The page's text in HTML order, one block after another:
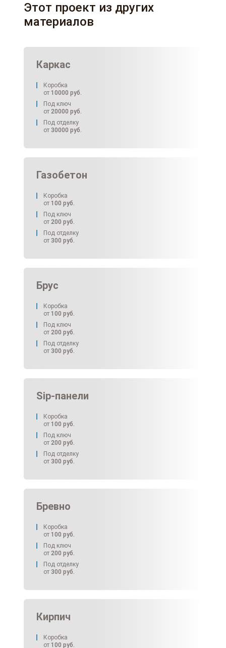
Этот проект из других
материалов
Каркас
Коробка
от 10000 руб.
Под ключ
от 20000 руб.
Под отделку
от 30000 руб.
Газобетон
Коробка
от 100 руб.
Под ключ
от 200 руб.
Под отделку
от 300 руб.
Брус
Коробка
от 100 руб.
Под ключ
от 200 руб.
Под отделку
от 300 руб.
Sip-панели
Коробка
от 100 руб.
Под ключ
от 200 руб.
Под отделку
от 300 руб.
Бревно
Коробка
от 100 руб.
Под ключ
от 200 руб.
Под отделку
от 300 руб.
Кирпич
Коробка
от 100 руб.